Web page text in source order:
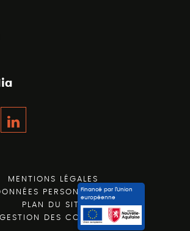
Financé par l’Union
européenne
MENTIONS LÉGALES
PERSONNELLES
PLAN DU SITE
GESTION DES COOKIES